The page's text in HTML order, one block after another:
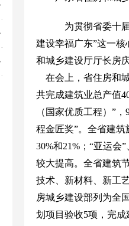
为贯彻省委十
建设幸福广东”这一
和城乡建设厅厅长房
在会上，省住房和
共完成建筑业总产值
（国家优质工程）”
程金匠奖”。全省建
30%和21%；“亚运会
较大提高。全省建筑
技术、新材料、新工
房城乡建设部列为全
划项目验收5项，完